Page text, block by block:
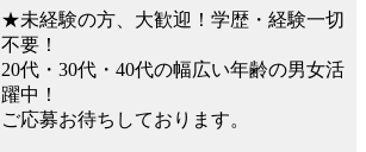
★未経験の方、大歓迎！学歴・経験一切
不要！
20代・30代・40代の幅広い年齢の男女活
躍中！
ご応募お待ちしております。